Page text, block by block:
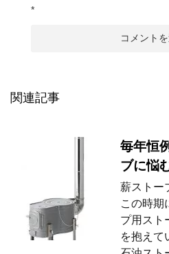
*
関連記事
毎年恒
ブに悩
薪ストー
この時期
プ用スト
を抱えて